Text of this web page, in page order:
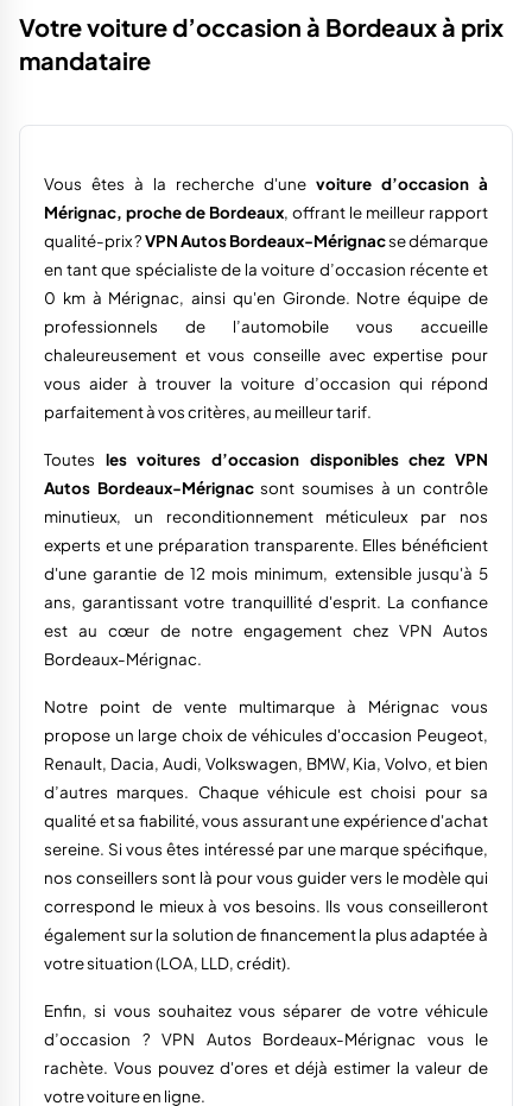
Votre voiture d’occasion à Bordeaux à prix
mandataire
Vous êtes à la recherche d'une voiture d’occasion à
Mérignac, proche de Bordeaux, offrant le meilleur rapport
qualité-prix ?VPN Autos Bordeaux-Mérignacse démarque
en tant que spécialiste de la voiture d’occasion récente et
0 km à Mérignac, ainsi qu'en Gironde. Notre équipe de
professionnels de l’automobile vous accueille
chaleureusement et vous conseille avec expertise pour
vous aider à trouver la voiture d’occasion qui répond
parfaitement à vos critères, au meilleur tarif.
Toutes les voitures d’occasion disponibles chez VPN
Autos Bordeaux-Mérignacsont soumises à un contrôle
minutieux, un reconditionnement méticuleux par nos
experts et une préparation transparente. Elles bénéficient
d'une garantie de 12 mois minimum, extensible jusqu'à 5
ans, garantissant votre tranquillité d'esprit. La confiance
est au cœur de notre engagement chez VPN Autos
Bordeaux-Mérignac.
Notre point de vente multimarque à Mérignac vous
propose un large choix de véhicules d'occasion Peugeot,
Renault, Dacia, Audi, Volkswagen, BMW, Kia, Volvo, et bien
d’autres marques. Chaque véhicule est choisi pour sa
qualité et sa fiabilité, vous assurant une expérience d'achat
sereine. Si vous êtes intéressé par une marque spécifique,
nos conseillers sont là pour vous guider vers le modèle qui
correspond le mieux à vos besoins. Ils vous conseilleront
également sur la solution de financement la plus adaptée à
votre situation (LOA, LLD, crédit).
Enfin, si vous souhaitez vous séparer de votre véhicule
d’occasion ? VPN Autos Bordeaux-Mérignac vous le
rachète. Vous pouvez d'ores et déjà estimer la valeur de
votre voiture en ligne.